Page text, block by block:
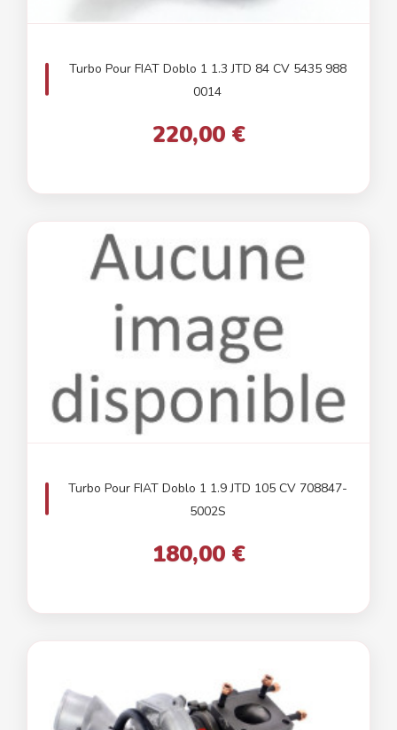
Turbo Pour FIAT Doblo 1 1.3 JTD 84 CV 5435 988
0014
220,00 €
Turbo Pour FIAT Doblo 1 1.9 JTD 105 CV 708847-
5002S
180,00 €